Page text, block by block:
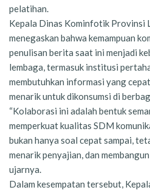
pelatihan.
Kepala Dinas Kominfotik Provinsi
menegaskan bahwa kemampuan
penulisan berita saat ini menjadi
lembaga, termasuk institusi
membutuhkan informasi yang
menarik untuk dikonsumsi di
“Kolaborasi ini adalah bentuk
memperkuat kualitas SDM
bukan hanya soal cepat sampai,
menarik penyajian, dan
ujarnya.
Dalam kesempatan tersebut,